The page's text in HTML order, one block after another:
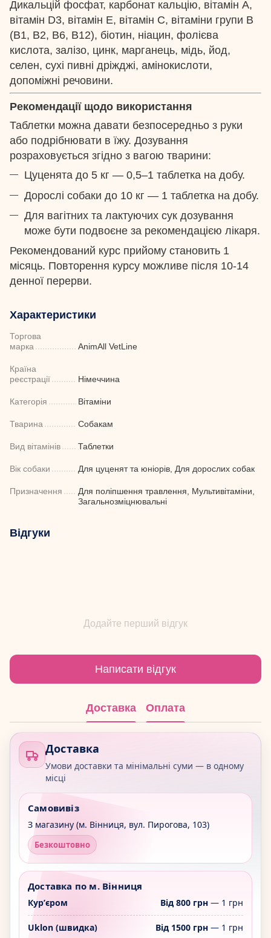
Дикальцій фосфат, карбонат кальцію, вітамін А,
вітамін D3, вітамін Е, вітамін С, вітаміни групи В
(В1, В2, В6, В12), біотин, ніацин, фолієва
кислота, залізо, цинк, марганець, мідь, йод,
селен, сухі пивні дріжджі, амінокислоти,
допоміжні речовини.
Рекомендації щодо використання
Таблетки можна давати безпосередньо з руки
або подрібнювати в їжу. Дозування
розраховується згідно з вагою тварини:
Цуценята до 5 кг — 0,5–1 таблетка на добу.
Дорослі собаки до 10 кг — 1 таблетка на добу.
Для вагітних та лактуючих сук дозування
може бути подвоєне за рекомендацією лікаря.
Рекомендований курс прийому становить 1
місяць. Повторення курсу можливе після 10-14
денної перерви.
Характеристики
Торгова
марка
AnimAll VetLine
Країна
реєстрації
Німеччина
Категорія Вітаміни
Тварина Собакам
Вид вітамінів Таблетки
Вік собаки Для цуценят та юніорів, Для дорослих собак
Призначення
Для поліпшення травлення, Мультивітаміни,
Загальнозміцнювальні
Відгуки
Додайте перший відгук
Написати відгук
Доставка Оплата
Доставка
Умови доставки та мінімальні суми — в одному
місці
Самовивіз
З магазину (м. Вінниця, вул. Пирогова, 103)
Безкоштовно
Доставка по м. Вінниця
Курʼєром Від 800 грн— 1 грн
Uklon (швидка) Від 1500 грн— 1 грн